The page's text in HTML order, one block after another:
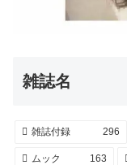
雑誌名
雑誌付録 296
ムック 163